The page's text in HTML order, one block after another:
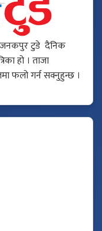
जनकपुर टुडे दैनिक
हो । ताजा
फलो गर्न सक्नुहुन्छ ।